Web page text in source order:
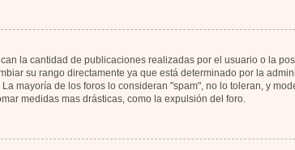
la cantidad de publicaciones realizadas por el usuario o la
su rango directamente ya que está determinado por la
mayoría de los foros lo consideran "spam", no lo toleran, y
medidas mas drásticas, como la expulsión del foro.